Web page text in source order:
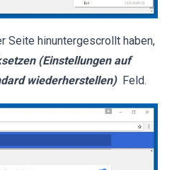
Seite hinuntergescrollt haben,
(Einstellungen auf
wiederherstellen) Feld.